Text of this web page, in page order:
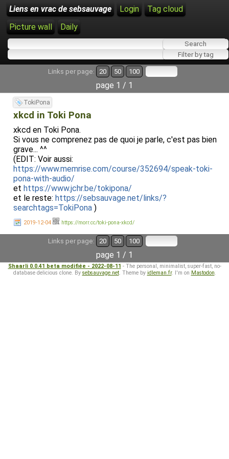
Liens en vrac de sebsauvage Login
Tag cloud
Picture wall
Daily
Links per page: 20 50 100
page 1 / 1
TokiPona
xkcd in Toki Pona
xkcd en Toki Pona.
Si vous ne comprenez pas de quoi je parle, c'est pas bien
grave... ^^
(EDIT: Voir aussi:
https://www.memrise.com/course/352694/speak-toki-
pona-with-audio/
et https://www.jchr.be/tokipona/
et le reste: https://sebsauvage.net/links/?
searchtags=TokiPona )
2019-12-04 https://morr.cc/toki-pona-xkcd/
Links per page: 20 50 100
page 1 / 1
Shaarli 0.0.41 beta modifiée - 2022-08-11 - The personal, minimalist, super-fast, no-
database delicious clone. By sebsauvage.net. Theme by idleman.fr. I'm on Mastodon.